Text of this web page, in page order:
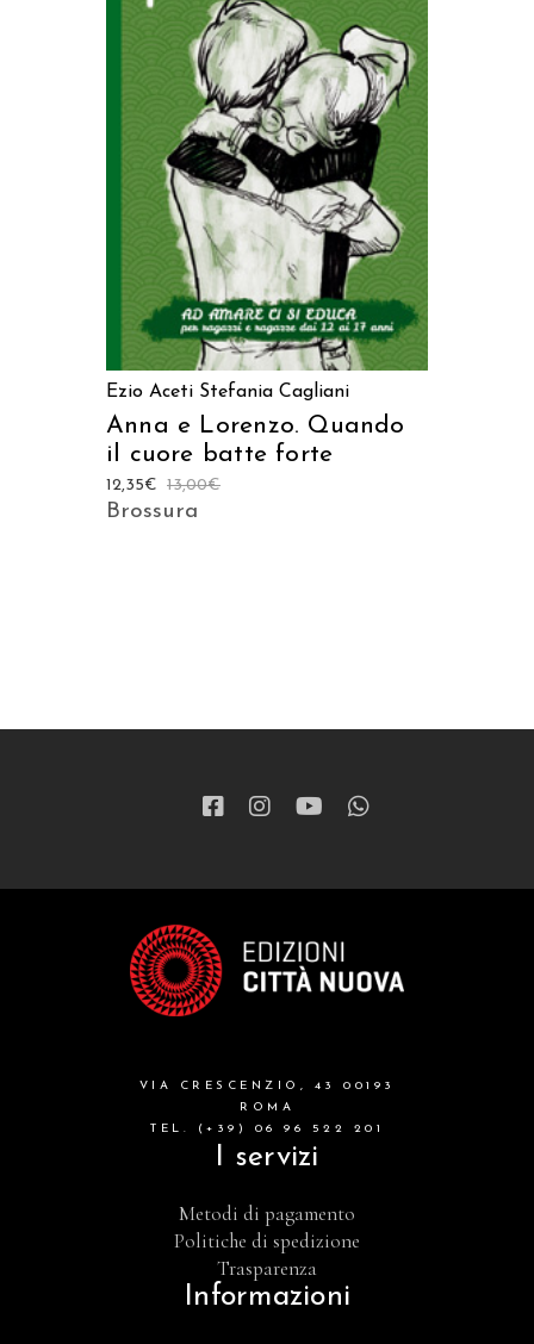
AGGIUNGI AL CARRELLO
Ezio Aceti Stefania Cagliani
Anna e Lorenzo. Quando
il cuore batte forte
13,00€
12,35€
Brossura
VIA CRESCENZIO, 43 00193
ROMA
TEL. (+39) 06 96 522 201
I servizi
Metodi di pagamento
Politiche di spedizione
Trasparenza
Informazioni